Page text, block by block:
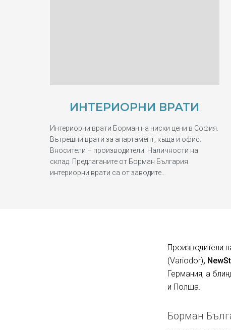
ИНТЕРИОРНИ ВРАТИ
Интериорни врати Борман на ниски цени в София.
Вътрешни врати за апартамент, къща и офис.
Вносители – производители. Наличности на
склад. Предлаганите от Борман България
интериорни врати са от заводите…
Производители
(Variodor),
Германия, а
и Полша.
Борман